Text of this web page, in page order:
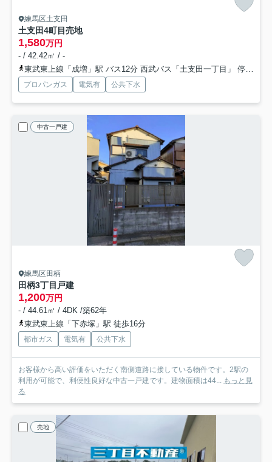
練馬区土支田
土支田4町目売地
1,580万円
- / 42.42㎡ / -
東武東上線「成増」駅 バス12分 西武バス「土支田一丁目」 停歩5分
プロパンガス 電気有 公共下水
中古一戸建
練馬区田柄
田柄3丁目戸建
1,200万円
- / 44.61㎡ / 4DK /築62年
東武東上線「下赤塚」駅 徒歩16分
都市ガス 電気有 公共下水
お客様から高い評価をいただく南側道路に接している物件です。2駅の
利用が可能で、利便性良好な中古一戸建です。建物面積は44... もっと見
る
売地